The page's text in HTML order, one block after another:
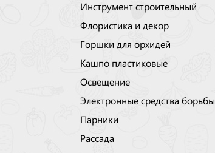
Инструмент строительный
Флористика и декор
Горшки для орхидей
Кашпо пластиковые
Освещение
Электронные средства борьбы
Парники
Рассада